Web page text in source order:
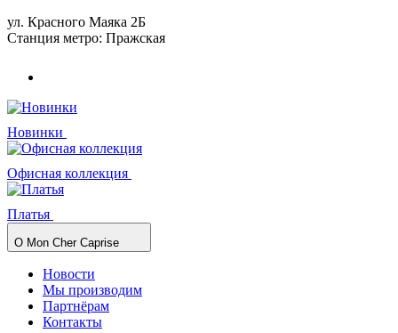
ул. Красного Маяка 2Б
Станция метро: Пражская
Новинки
Офисная коллекция
Платья
О Mon Cher Caprise
Новости
Мы производим
Партнёрам
Контакты